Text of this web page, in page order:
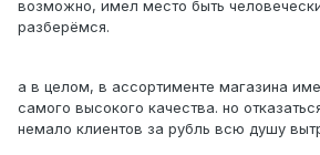
возможно, имел место быть
разберёмся.
а в целом, в ассортименте магазина
самого высокого качества. но
немало клиентов за рубль всю душу